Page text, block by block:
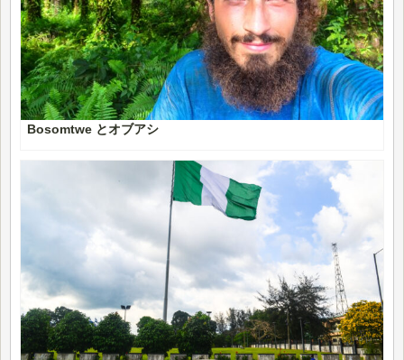
Bosomtwe とオブアシ